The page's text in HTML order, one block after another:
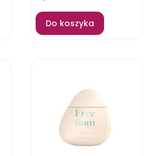
Do koszyka